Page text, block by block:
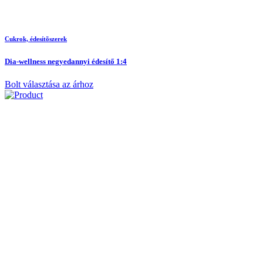
Cukrok, édesítõszerek
Dia-wellness negyedannyi édesítő 1:4
Bolt választása az árhoz